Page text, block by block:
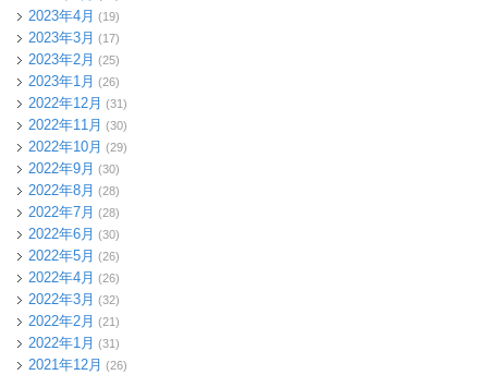
2023年4月 (19)
2023年3月 (17)
2023年2月 (25)
2023年1月 (26)
2022年12月 (31)
2022年11月 (30)
2022年10月 (29)
2022年9月 (30)
2022年8月 (28)
2022年7月 (28)
2022年6月 (30)
2022年5月 (26)
2022年4月 (26)
2022年3月 (32)
2022年2月 (21)
2022年1月 (31)
2021年12月 (26)